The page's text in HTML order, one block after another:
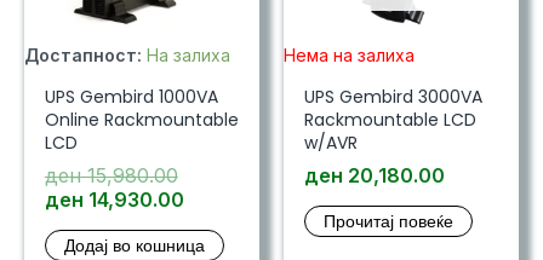
Достапност: На залиха
UPS Gembird 1000VA
Online Rackmountable
LCD
ден15,980.00Original
price
ден 15,980.00.
ден 14,930.00Current
is:
Додај во кошница
Нема на залиха
UPS Gembird 3000VA
Rackmountable LCD
w/AVR
ден 20,180.00
Прочитај повеќе